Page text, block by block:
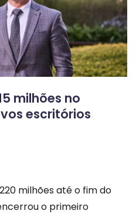
milhões no
escritórios
milhões até o fim do
o primeiro